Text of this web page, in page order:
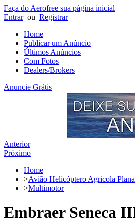
Faça do Aerofree sua página inicial
Entrarou Registrar
Home
Publicar um Anúncio
Últimos Anúncios
Com Fotos
Dealers/Brokers
Anuncie Grátis
Anterior
Próximo
Home
>Avião Helicóptero Agricola
>Multimotor
Embraer Seneca